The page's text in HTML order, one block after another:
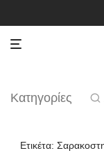
Κατηγορίες
Ετικέτα: